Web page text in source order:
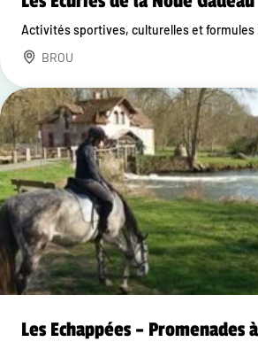
Activités sportives, culturelles et
BROU
Les Echappées – Promenades